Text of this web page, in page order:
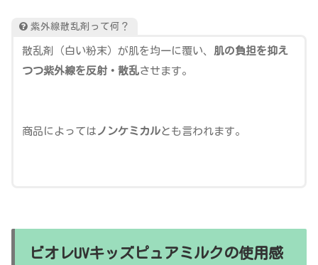
紫外線散乱剤って何？
散乱剤（白い粉末）が肌を均一に覆い、 肌の負担を抑え
つつ紫外線を反射・散乱させます。
商品によっては ノンケミカルとも言われます。
ビオレUVキッズピュアミルクの使用感